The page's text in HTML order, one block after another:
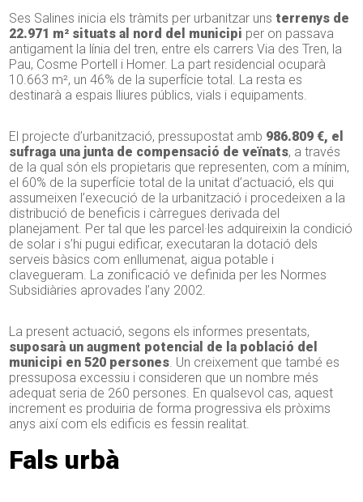
Ses Salines inicia els tràmits per urbanitzar uns terrenys de
22.971 m² situats al nord del municipi per on passava
antigament la línia del tren, entre els carrers Via des Tren, la
Pau, Cosme Portell i Homer. La part residencial ocuparà
10.663 m², un 46% de la superfície total. La resta es
destinarà a espais lliures públics, vials i equipaments.
El projecte d’urbanització, pressupostat amb 986.809 €, el
sufraga una junta de compensació de veïnats, a través
de la qual són els propietaris que representen, com a mínim,
el 60% de la superfície total de la unitat d’actuació, els qui
assumeixen l’execució de la urbanització i procedeixen a la
distribució de beneficis i càrregues derivada del
planejament. Per tal que les parcel·les adquireixin la condició
de solar i s’hi pugui edificar, executaran la dotació dels
serveis bàsics com enllumenat, aigua potable i
clavegueram. La zonificació ve definida per les Normes
Subsidiàries aprovades l’any 2002.
La present actuació, segons els informes presentats,
suposarà un augment potencial de la població del
municipi en 520 persones . Un creixement que també es
pressuposa excessiu i consideren que un nombre més
adequat seria de 260 persones. En qualsevol cas, aquest
increment es produiria de forma progressiva els pròxims
anys així com els edificis es fessin realitat.
Fals urbà